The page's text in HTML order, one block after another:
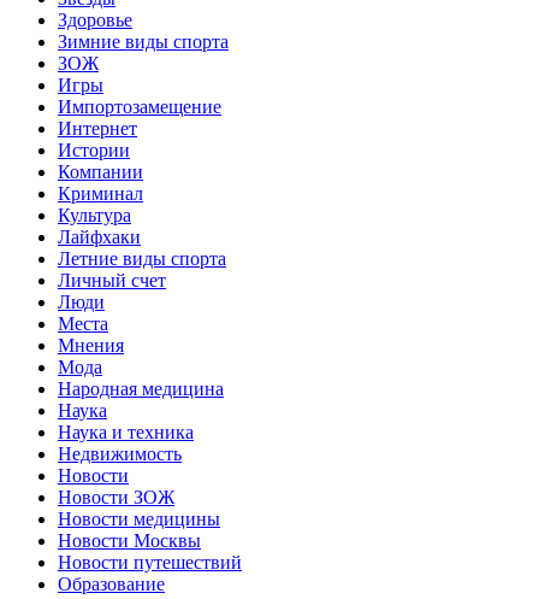
Здоровье
Зимние виды спорта
ЗОЖ
Игры
Импортозамещение
Интернет
Истории
Компании
Криминал
Культура
Лайфхаки
Летние виды спорта
Личный счет
Люди
Места
Мнения
Мода
Народная медицина
Наука
Наука и техника
Недвижимость
Новости
Новости ЗОЖ
Новости медицины
Новости Москвы
Новости путешествий
Образование